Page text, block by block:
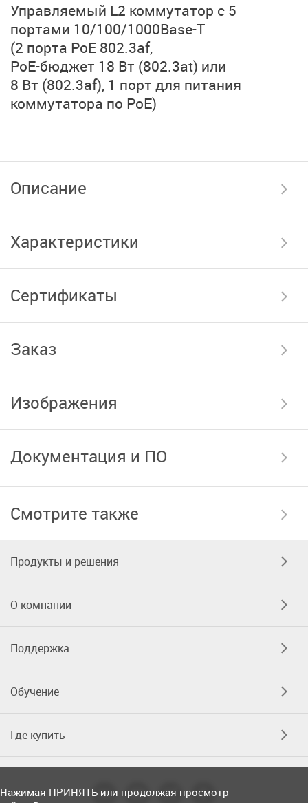
Управляемый L2 коммутатор с 5
портами 10/100/1000Base-T
(2 порта PoE 802.3af,
PoE-бюджет 18 Вт (802.3at) или
8 Вт (802.3af), 1 порт для питания
коммутатора по PoE)
Описание
Характеристики
Сертификаты
Заказ
Изображения
Документация и ПО
Смотрите также
Продукты и решения
О компании
Поддержка
Обучение
Где купить
Нажимая ПРИНЯТЬ или продолжая просмотр